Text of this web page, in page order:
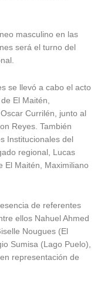
masculino en las
será el turno del
se llevó a cabo el acto
El Maitén,
Currilén, junto al
Reyes. También
Institucionales del
regional, Lucas
El Maitén, Maximiliano
de referentes
ellos Nahuel Ahmed
Nougues (El
Sumisa (Lago Puelo),
representación de